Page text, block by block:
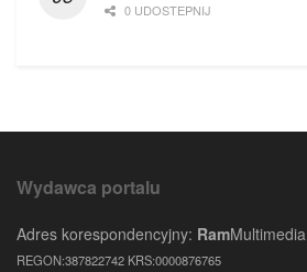
0 UDOSTEPNIJ
Wydawca portalu
Adres korespondencyjny: RamMultimedia
REGON:387822742 KRS:0000876765